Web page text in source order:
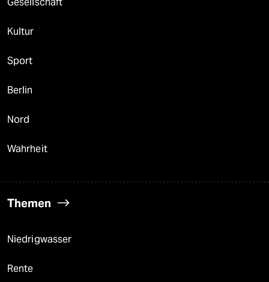
Gesellschaft
Kultur
Sport
Berlin
Nord
Wahrheit
Themen
Niedrigwasser
Rente